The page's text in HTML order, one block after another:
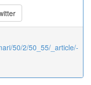
50/2/50_55/_article/-